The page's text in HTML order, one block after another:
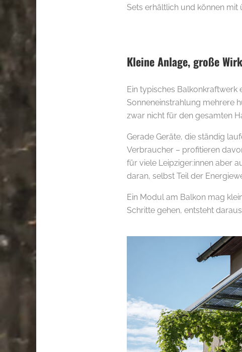
Sets erhältlich und können
Kleine Anlage, große
Ein typisches
Sonneneinstrahlung mehrere
zwar nicht für den gesamten
Gerade Geräte, die ständig
Verbraucher – profitieren
für viele Leipziger:innen aber
daran, selbst Teil der
Ein Modul am Balkon mag
Schritte gehen, entsteht